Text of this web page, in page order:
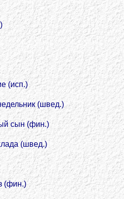
(исп.)
(швед.)
сын (фин.)
(швед.)
(фин.)